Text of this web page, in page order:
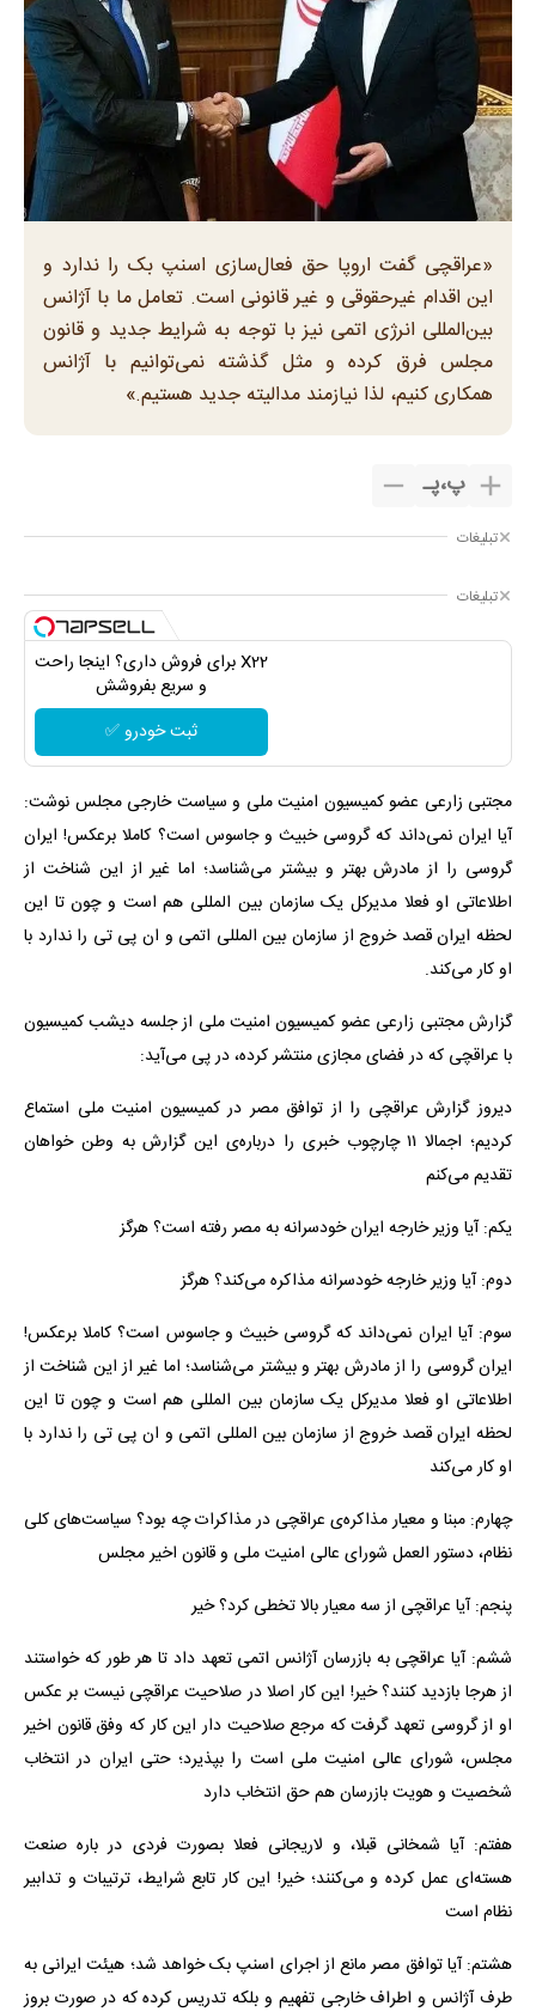
«عراقچی گفت اروپا حق فعال‌سازی اسنپ بک را ندارد و
این اقدام غیرحقوقی و غیر قانونی است. تعامل ما با آژانس
بین‌المللی انرژی اتمی نیز با توجه به شرایط جدید و قانون
مجلس فرق کرده و مثل گذشته نمی‌توانیم با آژانس
همکاری کنیم، لذا نیازمند مدالیته جدید هستیم.»
پ،پـ
تبلیغات
تبلیغات
X22 برای فروش داری؟ اینجا راحت
و سریع بفروشش
ثبت خودرو ✅
مجتبی زارعی عضو کمیسیون امنیت ملی و سیاست خارجی مجلس نوشت:
آیا ایران نمی‌داند که گروسی خبیث و جاسوس است؟ کاملا برعکس! ایران
گروسی را از مادرش بهتر و بیشتر می‌شناسد؛ اما غیر از این شناخت از
اطلاعاتی او فعلا مدیرکل یک سازمان بین المللی هم است و چون تا این
لحظه ایران قصد خروج از سازمان بین المللی اتمی و ان پی تی را ندارد با
او کار می‌کند.
گزارش مجتبی زارعی عضو کمیسیون امنیت ملی از جلسه دیشب کمیسیون
با عراقچی که در فضای مجازی منتشر کرده، در پی می‌آید:
دیروز گزارش عراقچی را از توافق مصر در کمیسیون امنیت ملی استماع
کردیم؛ اجمالا ۱۱ چارچوب خبری را درباره‌ی این گزارش به وطن خواهان
تقدیم می‌کنم
یکم: آیا وزیر خارجه ایران خودسرانه به مصر رفته است؟ هرگز
دوم: آیا وزیر خارجه خودسرانه مذاکره می‌کند؟ هرگز
سوم: آیا ایران نمی‌داند که گروسی خبیث و جاسوس است؟ کاملا برعکس!
ایران گروسی را از مادرش بهتر و بیشتر می‌شناسد؛ اما غیر از این شناخت از
اطلاعاتی او فعلا مدیرکل یک سازمان بین المللی هم است و چون تا این
لحظه ایران قصد خروج از سازمان بین المللی اتمی و ان پی تی را ندارد با
او کار می‌کند
چهارم: مبنا و معیار مذاکره‌ی عراقچی در مذاکرات چه بود؟ سیاست‌های کلی
نظام، دستور العمل شورای عالی امنیت ملی و قانون اخیر مجلس
پنجم: آیا عراقچی از سه معیار بالا تخطی کرد؟ خیر
ششم: آیا عراقچی به بازرسان آژانس اتمی تعهد داد تا هر طور که خواستند
از هرجا بازدید کنند؟ خیر! این کار اصلا در صلاحیت عراقچی نیست بر عکس
او از گروسی تعهد گرفت که مرجع صلاحیت دار این کار که وفق قانون اخیر
مجلس، شورای عالی امنیت ملی است را بپذیرد؛ حتی ایران در انتخاب
شخصیت و هویت بازرسان هم حق انتخاب دارد
هفتم: آیا شمخانی قبلا، و لاریجانی فعلا بصورت فردی در باره صنعت
هسته‌ای عمل کرده و می‌کنند؛ خیر! این کار تابع شرایط، ترتیبات و تدابیر
نظام است
هشتم: آیا توافق مصر مانع از اجرای اسنپ بک خواهد شد؛ هیئت ایرانی به
طرف آژانس و اطراف خارجی تفهیم و بلکه تدریس کرده که در صورت بروز